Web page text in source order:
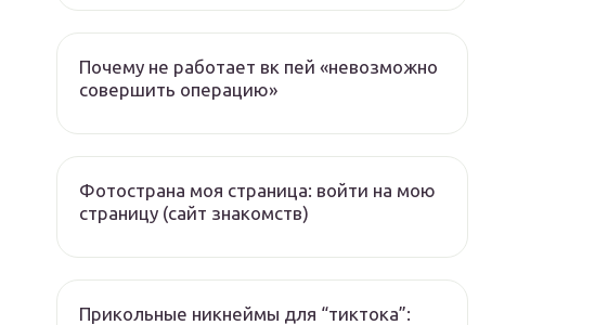
Почему не работает вк пей «невозможно
совершить операцию»
Фотострана моя страница: войти на мою
страницу (сайт знакомств)
Прикольные никнеймы для “тиктока”: